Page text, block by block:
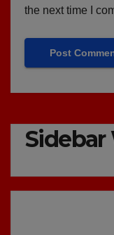
the next time I